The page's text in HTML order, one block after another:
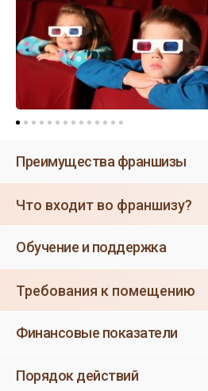
Преимущества франшизы
Что входит во франшизу?
Обучение и поддержка
Требования к помещению
Финансовые показатели
Порядок действий